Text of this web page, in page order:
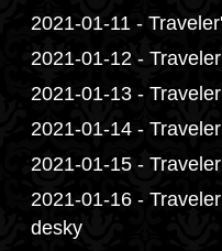
2021-01-11 -
2021-01-12 -
2021-01-13 -
2021-01-14 -
2021-01-15 -
2021-01-16 -
desky